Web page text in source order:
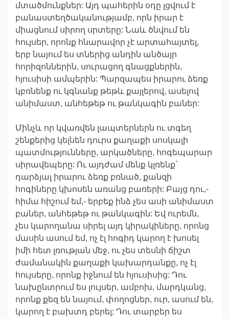
մտածմունքներ: Այդ պահերին օդը լցվում է
բանաստեղծականությամբ, որն իրար է
միացնում սիրող սրտերը: Նաև ծնվում են
հույսեր, որոնք հնարավոր չէ արտահայտել,
երբ նայում ես տներից անդին անծայր
հորիզոններին, սուրացող գնացքներին,
հյուսիսի ամպերին: Պարզապես իրարու ձեռք
կբռնենք ու կգնանք թեթև քայլերով, ասելով
անիմաստ, անհեթեթ ու թանկագին բաներ:
Մինչև որ կվառվեն լապտերներն ու տգեղ
շենքերից կելնեն դուրս քաղաքի սոսկալի
պատմությունները, արկածները, հոգեպարար
սիրավեպերը: Ու այդժամ մենք կլռենք`
դարձյալ իրարու ձեռք բռնած, քանզի
հոգիները կխոսեն առանց բառերի: Բայց դու,-
հիմա հիշում եմ,- երբեք ինձ չես ասի անիմաստ
բաներ, անհեթեթ ու թանկագին: Եվ ուրեմն,
չես կարողանա սիրել այդ կիրակիները, որոնց
մասին ասում եմ, ոչ էլ հոգիդ կարող է խոսել
իմի հետ լռության մեջ, ու չես տեսնի ճիշտ
ժամանակին քաղաքի կախարդանքը, ոչ էլ
հույսերը, որոնք իջնում են հյուսիսից: Դու
նախընտրում ես լույսեր, ամբոխ, մարդկանց,
որոնք քեզ են նայում, փողոցներ, ուր, ասում են,
կարող է բախտդ բերել: Դու տարբեր ես